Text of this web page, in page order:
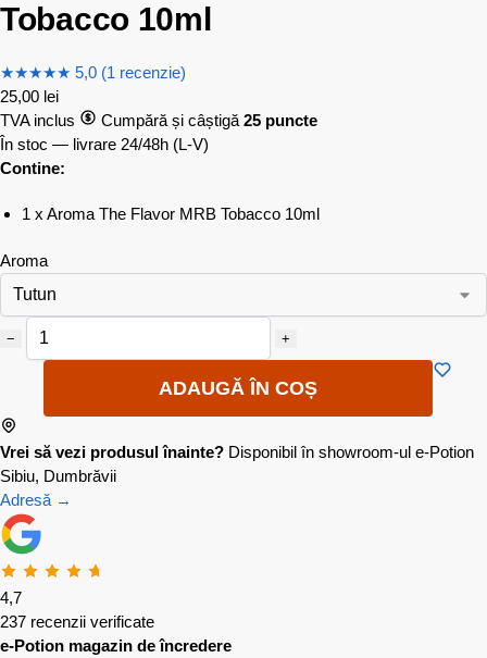
Tobacco 10ml
★★★★★ 5,0 (1 recenzie)
25,00 lei
TVA inclus
Cumpără și câștigă 25 puncte
În stoc — livrare 24/48h (L-V)
Contine:
1 x Aroma The Flavor MRB Tobacco 10ml
Aroma
− +
ADAUGĂ ÎN COȘ
Vrei să vezi produsul înainte? Disponibil în showroom-ul e-Potion
Sibiu, Dumbrăvii
Adresă →
4,7
237 recenzii verificate
e-Potion magazin de încredere